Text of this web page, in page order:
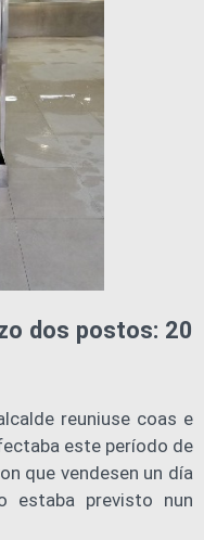
dos postos: 20
reuniuse coas e
este período de
que vendesen un día
estaba previsto nun